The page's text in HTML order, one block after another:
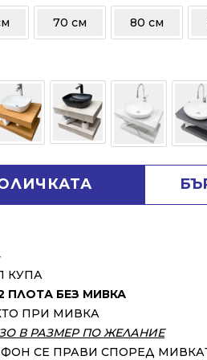
70 см 80 см
КУПА
ПЛОТА БЕЗ МИВКА
ПРИ МИВКА
В РАЗМЕР ПО ЖЕЛАНИЕ
СЕ ПРАВИ СПОРЕД